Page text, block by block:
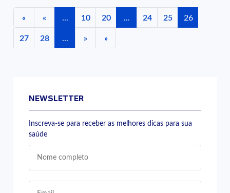
« « ... 10 20 ... 24 25 26
27 28 ... » »
NEWSLETTER
Inscreva-se para receber as melhores dicas para sua
saúde